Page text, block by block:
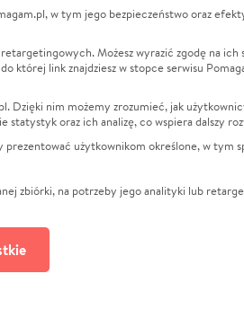
Leczenie
Zwierzęta
Pożar
Sport
Pomoc Finansowa
Pogrzeb
w tym jego bezpieczeństwo oraz
Możesz wyrazić zgodę na ich
której link znajdziesz w stopce serwisu
nim możemy zrozumieć, jak
statystyk oraz ich analizę, co wspiera dalszy
użytkownikom określone, w tym
zbiórki, na potrzeby jego analityki lub